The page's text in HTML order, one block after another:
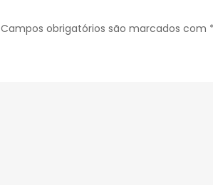
Campos obrigatórios são marcados com *